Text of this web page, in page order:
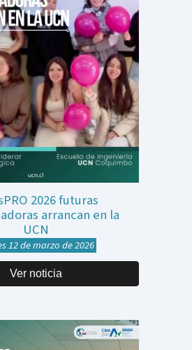
2026 futuras
arrancan en la
UCN
12 de marzo de 2026
Ver noticia